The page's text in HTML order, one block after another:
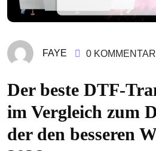
FAYE 0
Der beste DTF-
im Vergleich zum
der den besseren